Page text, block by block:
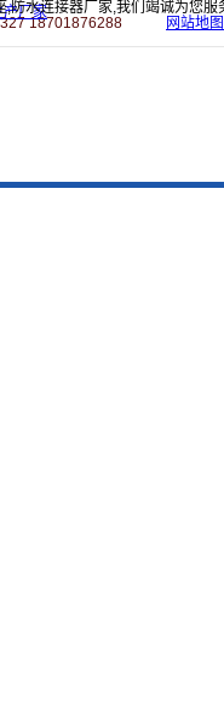
防水连接器厂家,我们竭诚为您服
18701876288
网站地图